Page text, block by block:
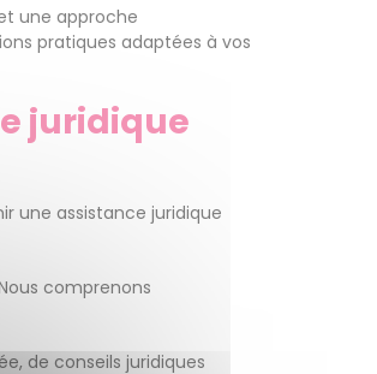
une approche
pratiques adaptées à vos
juridique
une assistance juridique
comprenons
de conseils juridiques